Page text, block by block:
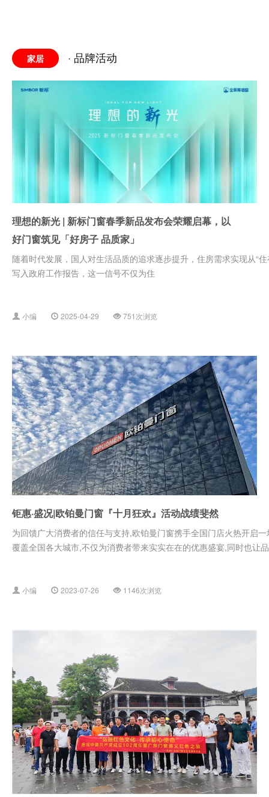
家居 · 品牌活动
理想的新光 | 新标门窗春季新品发布会荣耀启幕，以
好门窗筑见「好房子 品质家」
随着时代发展，国人对生活品质的追求逐步提升，住房需求实现从“
写入政府工作报告，这一信号不仅为住
小编 2025-04-29 751次浏览
钜惠·盛况|欧铂曼门窗『十月狂欢』活动战绩斐然
为回馈广大消费者的信任与支持,欧铂曼门窗携手全国门店火热开启
覆盖全国各大城市,不仅为消费者带来实实在在的优惠盛宴,同时也让
小编 2023-07-26 1146次浏览